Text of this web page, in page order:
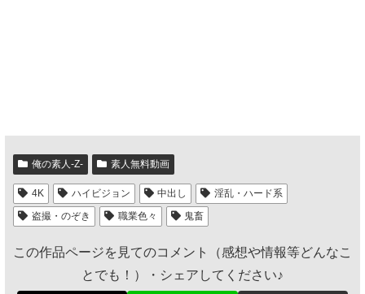
俺の素人-Z- 素人無料動画
4K ハイビジョン 中出し
淫乱・ハード系
盗撮・のぞき
職業色々 鬼畜
この作品ページを見てのコメント（感想や情報等どんなこ
とでも！）・シェアしてください♪